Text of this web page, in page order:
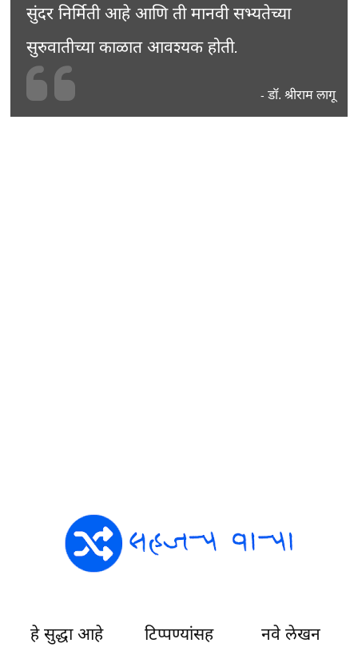
सुंदर निर्मिती आहे आणि ती मानवी सभ्यतेच्या
सुरुवातीच्या काळात आवश्यक होती.
- डॉ. श्रीराम लागू
हे सुद्धा आहे टिप्पण्यांसह नवे लेखन